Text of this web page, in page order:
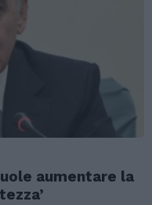
aumentare la